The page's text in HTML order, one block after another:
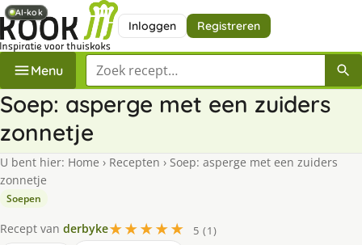
Inloggen Registreren
Menu Zoek een recept
Soep: asperge met een zuiders
zonnetje
U bent hier: Home › Recepten › Soep: asperge met een zuiders
zonnetje
Soepen
Recept van derbyke★★★★★
5 (1)
AI-kok
AI-kok